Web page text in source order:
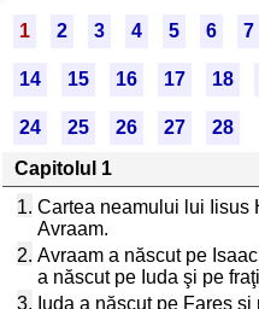
1 2 3 4 5 6 7
14 15 16 17 18
24 25 26 27
28
Capitolul 1
1. Cartea neamului lui Iisus
Avraam.
2. Avraam a născut pe
a născut pe Iuda şi pe
3. Iuda a născut pe Fares